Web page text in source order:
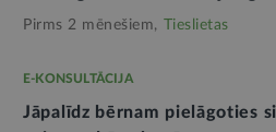
Pirms 2 mēnešiem, Tieslietas
E-KONSULTĀCIJA
Jāpalīdz bērnam pielāgoties